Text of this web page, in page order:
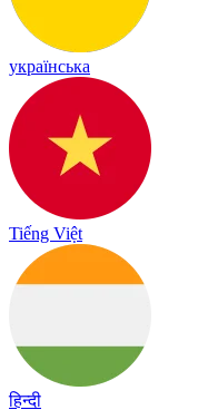
українська
Tiếng Việt
हिन्दी